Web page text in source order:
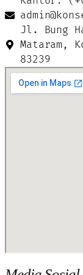
Jl. Bung
Mataram,
83239